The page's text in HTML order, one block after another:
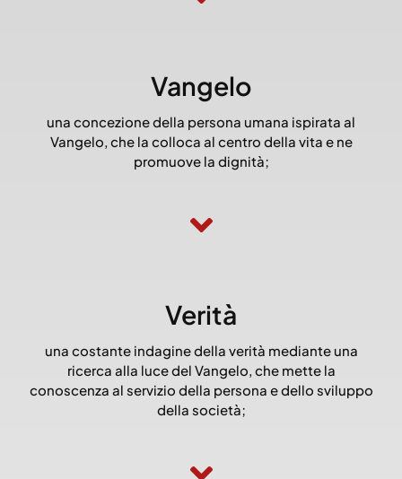
Vangelo
una concezione della persona umana ispirata al
Vangelo, che la colloca al centro della vita e ne
promuove la dignità;
Verità
una costante indagine della verità mediante una
ricerca alla luce del Vangelo, che mette la
conoscenza al servizio della persona e dello sviluppo
della società;